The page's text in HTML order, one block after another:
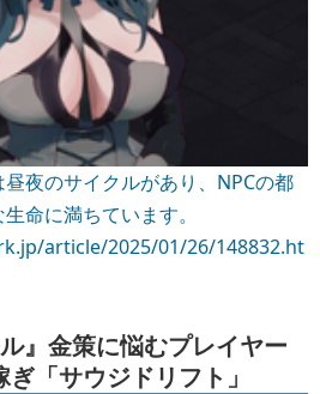
夜のサイクルがあり、NPCの都
命に満ちています。
article/2025/01/26/148832.ht
』金策に悩むプレイヤー
「サウジドリフト」